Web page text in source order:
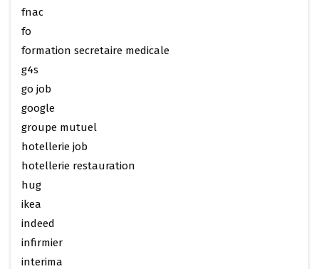
fnac
fo
formation secretaire medicale
g4s
go job
google
groupe mutuel
hotellerie job
hotellerie restauration
hug
ikea
indeed
infirmier
interima